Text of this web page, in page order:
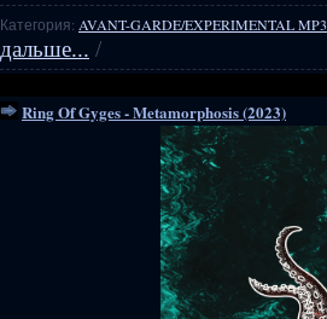
Категория: AVANT-GARDE/EXPERIMENTAL MP3
дальше... /
Ring Of Gyges - Metamorphosis (2023)